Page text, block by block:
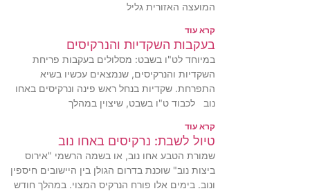
המועצה האזורית גליל
קרא עוד
בעקבות השקדיות והנרקיסים
במיוחד לט"ו בשבט: מסלולים בעקבות פריחת
השקדיות והנרקיסים, שנמצאים עכשיו בשיא
התפרחת. שקדיות בנחל ראש פינה ונרקיסים באחו
נוב לכבוד ט"ו בשבט, שיצוין במהלך
קרא עוד
טיול לשבת: נרקיסים באחו נוב
שמורת הטבע אחו נוב, או בשמה הרשמי "אירוס
ביצות נוב" שוכנת בדרום הגולן בין היישובים חיספין
ונוב. בימים אלו פורח הנרקיס המצוי. במהלך חודש